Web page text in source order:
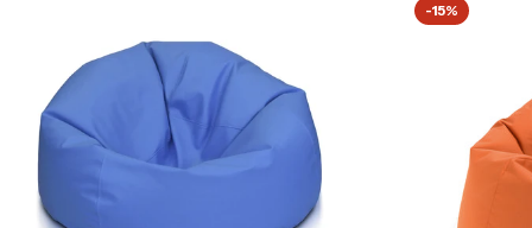
-15%